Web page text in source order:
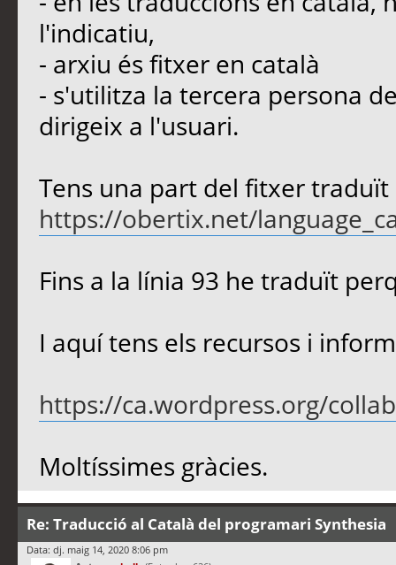
l'indicatiu,
- arxiu és fitxer en català
- s'utilitza la tercera persona
dirigeix a l'usuari.
Tens una part del fitxer traduït
https://obertix.net/
Fins a la línia 93 he traduït
I aquí tens els recursos i
https://ca.wordpress.org/
Moltíssimes gràcies.
Re: Traducció al Català del programari Synthesia
Data: dj. maig 14, 2020 8:06 pm